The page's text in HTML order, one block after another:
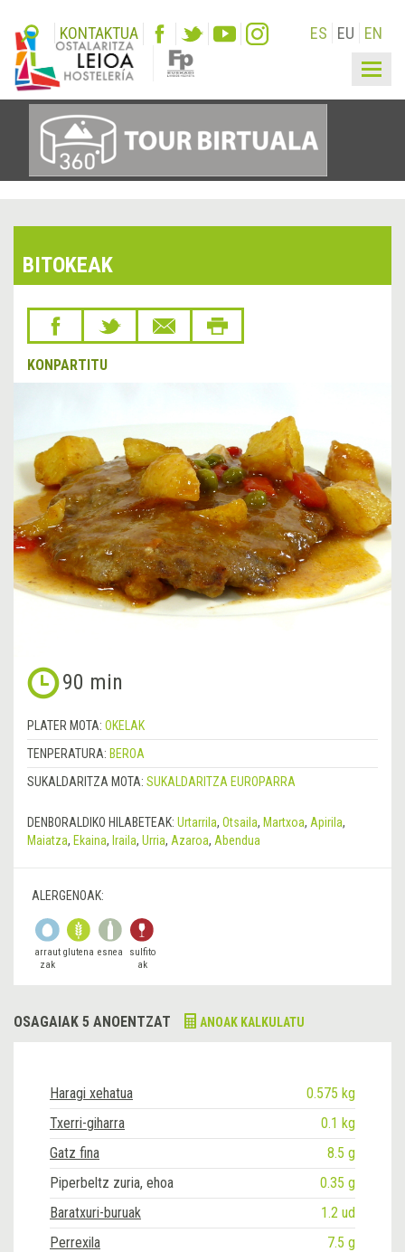
KONTAKTUA ES EU EN
BITOKEAK
KONPARTITU
90 min
PLATER MOTA: OKELAK
TENPERATURA: BEROA
SUKALDARITZA MOTA: SUKALDARITZA EUROPARRA
DENBORALDIKO HILABETEAK: Urtarrila, Otsaila, Martxoa, Apirila,
Maiatza, Ekaina, Iraila, Urria, Azaroa, Abendua
ALERGENOAK:
arraut
zak
glutena esnea
sulfito
ak
OSAGAIAK 5 ANOENTZAT ANOAK KALKULATU
Haragi xehatua
0.575 kg
Txerri-giharra
0.1 kg
Gatz fina
8.5 g
Piperbeltz zuria, ehoa
0.35 g
Baratxuri-buruak
1.2 ud
Perrexila
7.5 g